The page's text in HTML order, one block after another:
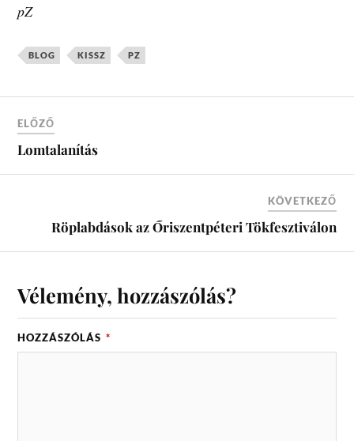
pZ
BLOG KISSZ PZ
ELŐZŐ
Lomtalanítás
KÖVETKEZŐ
Röplabdások az Őriszentpéteri Tökfesztiválon
Vélemény, hozzászólás?
HOZZÁSZÓLÁS *